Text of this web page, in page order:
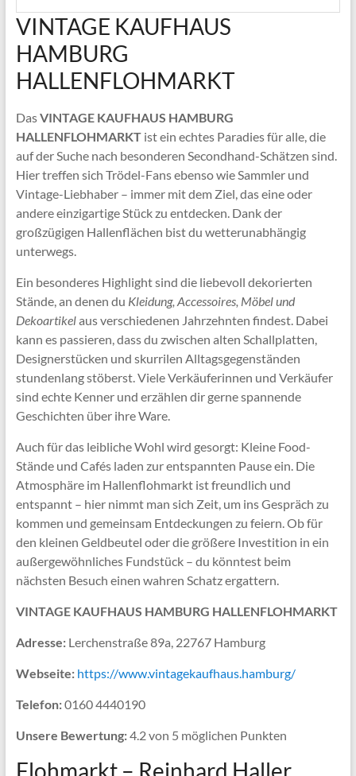
VINTAGE KAUFHAUS
HAMBURG
HALLENFLOHMARKT
DasVINTAGE KAUFHAUS HAMBURG
HALLENFLOHMARKTist ein echtes Paradies für alle, die
auf der Suche nach besonderen Secondhand-Schätzen sind.
Hier treffen sich Trödel-Fans ebenso wie Sammler und
Vintage-Liebhaber – immer mit dem Ziel, das eine oder
andere einzigartige Stück zu entdecken. Dank der
großzügigen Hallenflächen bist du wetterunabhängig
unterwegs.
Ein besonderes Highlight sind die liebevoll dekorierten
Stände, an denen du Kleidung, Accessoires, Möbel und
Dekoartikelaus verschiedenen Jahrzehnten findest. Dabei
kann es passieren, dass du zwischen alten Schallplatten,
Designerstücken und skurrilen Alltagsgegenständen
stundenlang stöberst. Viele Verkäuferinnen und Verkäufer
sind echte Kenner und erzählen dir gerne spannende
Geschichten über ihre Ware.
Auch für das leibliche Wohl wird gesorgt: Kleine Food-
Stände und Cafés laden zur entspannten Pause ein. Die
Atmosphäre im Hallenflohmarkt ist freundlich und
entspannt – hier nimmt man sich Zeit, um ins Gespräch zu
kommen und gemeinsam Entdeckungen zu feiern. Ob für
den kleinen Geldbeutel oder die größere Investition in ein
außergewöhnliches Fundstück – du könntest beim
nächsten Besuch einen wahren Schatz ergattern.
VINTAGE KAUFHAUS HAMBURG HALLENFLOHMARKT
Adresse:Lerchenstraße 89a, 22767 Hamburg
Webseite: https://www.vintagekaufhaus.hamburg/
Telefon:0160 4440190
Unsere Bewertung:4.2 von 5 möglichen Punkten
Flohmarkt – Reinhard Haller